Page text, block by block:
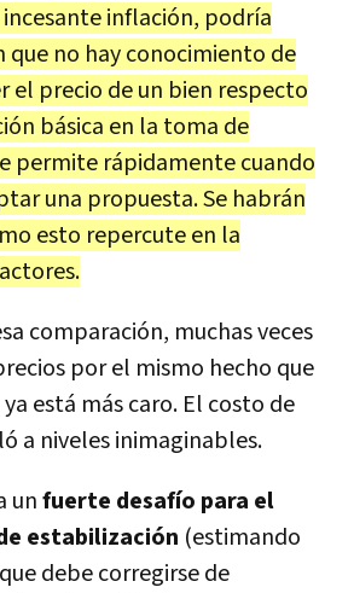
inflación, podría
que no hay conocimiento de
el precio de un bien respecto
básica en la toma de
permite rápidamente cuando
una propuesta. Se habrán
esto repercute en la
comparación, muchas veces
por el mismo hecho que
está más caro. El costo de
a niveles inimaginables.
unfuerte desafío para el
estabilización (estimando
debe corregirse de